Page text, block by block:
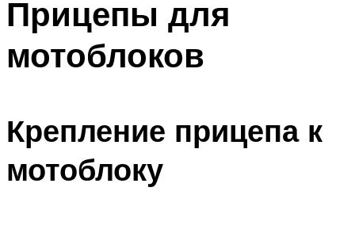
Прицепы для
мотоблоков
Крепление прицепа к
мотоблоку